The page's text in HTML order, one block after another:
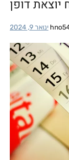
דופן
ינואר 9, 2024